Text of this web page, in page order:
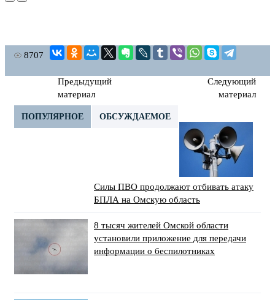
8707
Предыдущий
материал
Следующий
материал
ПОПУЛЯРНОЕ ОБСУЖДАЕМОЕ
Силы ПВО продолжают отбивать атаку
БПЛА на Омскую область
8 тысяч жителей Омской области
установили приложение для передачи
информации о беспилотниках